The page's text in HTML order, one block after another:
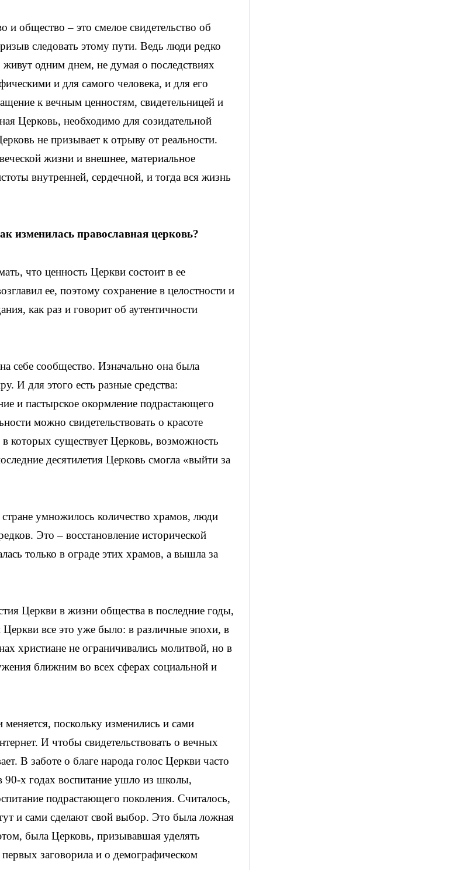
и общество – это смелое свидетельство об
следовать этому пути. Ведь люди редко
живут одним днем, не думая о последствиях
и для самого человека, и для его
к вечным ценностям, свидетельницей и
Церковь, необходимо для созидательной
не призывает к отрыву от реальности.
жизни и внешнее, материальное
внутренней, сердечной, и тогда вся жизнь
изменилась православная церковь?
что ценность Церкви состоит в ее
ее, поэтому сохранение в целостности и
как раз и говорит об аутентичности
себе сообщество. Изначально она была
И для этого есть разные средства:
и пастырское окормление подрастающего
можно свидетельствовать о красоте
которых существует Церковь, возможность
десятилетия Церковь смогла «выйти за
умножилось количество храмов, люди
Это ‒ восстановление исторической
только в ограде этих храмов, а вышла за
Церкви в жизни общества в последние годы,
все это уже было: в различные эпохи, в
христиане не ограничивались молитвой, но в
ближним во всех сферах социальной и
поскольку изменились и сами
И чтобы свидетельствовать о вечных
В заботе о благе народа голос Церкви часто
90-х годах воспитание ушло из школы,
подрастающего поколения. Считалось,
и сами сделают свой выбор. Это была ложная
была Церковь, призывавшая уделять
заговорила и о демографическом